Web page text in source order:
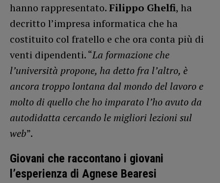
hanno rappresentato.Filippo Ghelfi, ha
decritto l’impresa informatica che ha
costituito col fratello e che ora conta più di
venti dipendenti. “La formazione che
l’università propone, ha detto fra l’altro, è
ancora troppo lontana dal mondo del lavoro e
molto di quello che ho imparato l’ho avuto da
autodidatta cercando le migliori lezioni sul
web”.
Giovani che raccontano i giovani
l’esperienza di Agnese Bearesi